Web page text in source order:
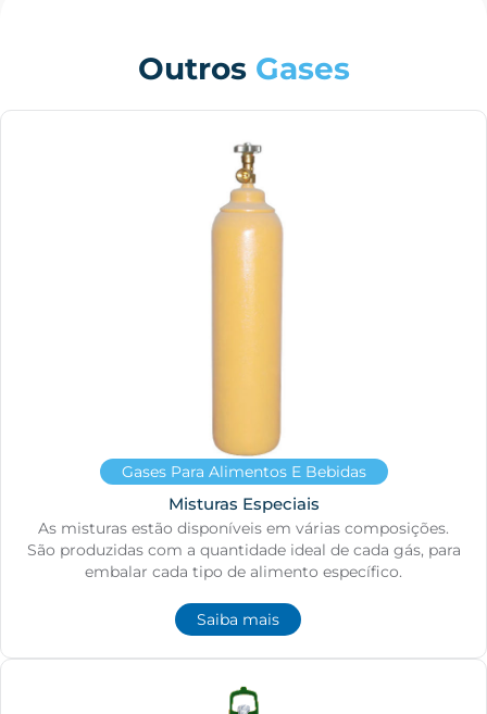
Outros Gases
Gases Para Alimentos E Bebidas
Misturas Especiais
As misturas estão disponíveis em várias composições.
São produzidas com a quantidade ideal de cada gás, para
embalar cada tipo de alimento específico.
Saiba mais